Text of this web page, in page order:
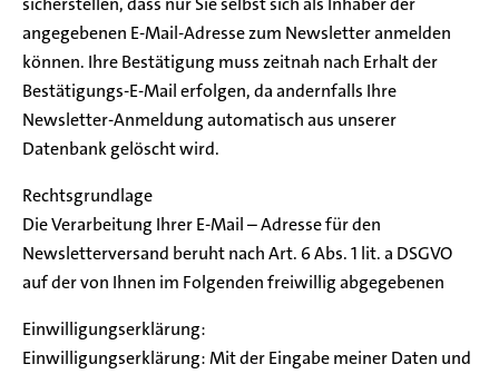
angegebenen E-Mail-Adresse zum Newsletter anmelden
können. Ihre Bestätigung muss zeitnah nach Erhalt der
Bestätigungs-E-Mail erfolgen, da andernfalls Ihre
Newsletter-Anmeldung automatisch aus unserer
Datenbank gelöscht wird.
Rechtsgrundlage
Die Verarbeitung Ihrer E-Mail – Adresse für den
Newsletterversand beruht nach Art. 6 Abs. 1 lit. a DSGVO
auf der von Ihnen im Folgenden freiwillig abgegebenen
Einwilligungserklärung:
Einwilligungserklärung: Mit der Eingabe meiner Daten und